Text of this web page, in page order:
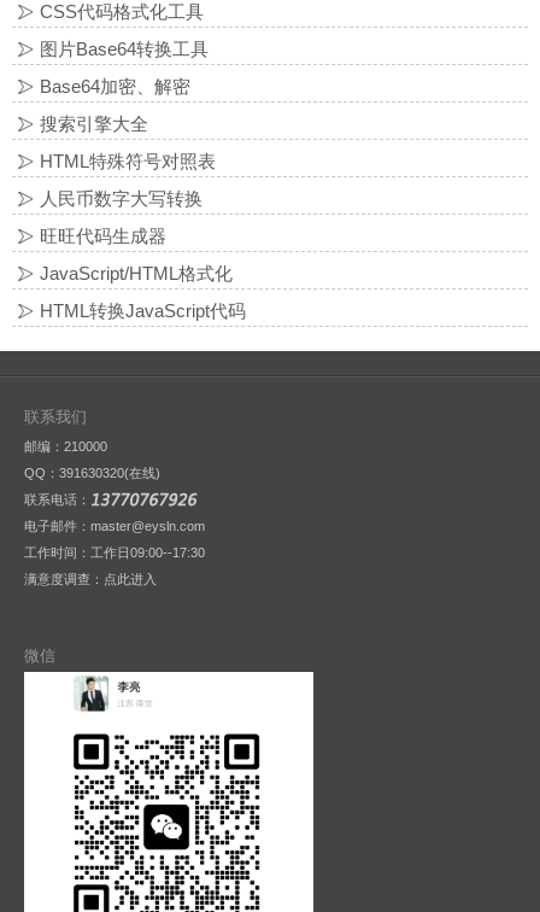
CSS代码格式化工具
图片Base64转换工具
Base64加密、解密
搜索引擎大全
HTML特殊符号对照表
人民币数字大写转换
旺旺代码生成器
JavaScript/HTML格式化
HTML转换JavaScript代码
联系我们
邮编：210000
QQ： 391630320(在线)
联系电话：
电子邮件：master@eysln.com
工作时间：工作日09:00--17:30
满意度调查： 点此进入
微信